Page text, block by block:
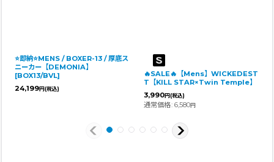
⭐即納⭐MENS / BOXER-13 / 厚底ス
ニーカー【DEMONIA】
[BOX13/BVL]
24,199円 (税込)
🔥SALE🔥【Mens】WICKEDEST
T【KILL STAR×Twin Temple】
3,990円 (税込)
通常価格: 6,580円